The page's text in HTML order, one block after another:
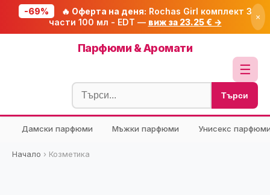
-69% 🔥 Оферта на деня: Rochas Girl комплект 3
части 100 мл - EDT — виж за 23.25 € → ×
Парфюми & Аромати
☰
Блог
🧮 Калкулатори
🔍 Намери продукт
Търси
Дамски парфюми Мъжки парфюми Унисекс
Начало › Козметика